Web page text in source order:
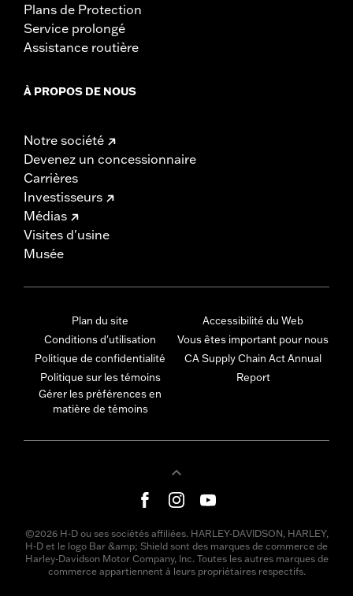
Plans de Protection
Service prolongé
Assistance routière
À PROPOS DE NOUS
Notre société
Devenez un concessionnaire
Carrières
Investisseurs
Médias
Visites d'usine
Musée
Plan du site
Conditions d'utilisation
Politique de confidentialité
Politique sur les témoins
Gérer les préférences en
matière de témoins
Accessibilité du Web
Vous êtes important pour nous
CA Supply Chain Act Annual
Report
©2026 H-D ou ses sociétés affiliées. HARLEY-DAVIDSON, HARLEY,
H-D et le logo Bar &amp; Shield sont des marques de commerce de
Harley-Davidson Motor Company, Inc. Toutes les autres marques de
commerce appartiennent à leurs propriétaires respectifs.